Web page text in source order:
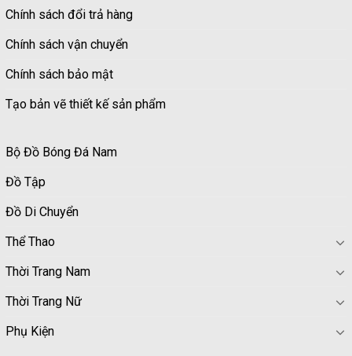
Chính sách đổi trả hàng
Chính sách vận chuyển
Chính sách bảo mật
Tạo bản vẽ thiết kế sản phẩm
Bộ Đồ Bóng Đá Nam
Đồ Tập
Đồ Di Chuyển
Thể Thao
Thời Trang Nam
Thời Trang Nữ
Phụ Kiện